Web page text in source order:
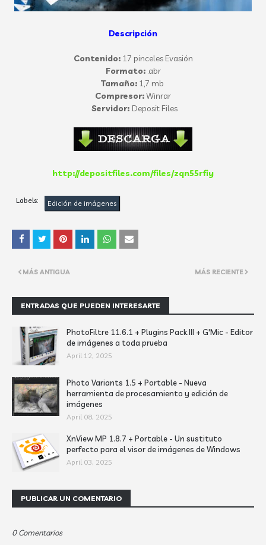
Descripción
Contenido:17 pinceles Evasión
Formato:.abr
Tamaño:1,7 mb
Compresor:Winrar
Servidor: Deposit Files
http://depositfiles.com/files/zqn55rfiy
Labels: Edición de imágenes
MÁS RECIENTE
MÁS ANTIGUA
ENTRADAS QUE PUEDEN INTERESARTE
PhotoFiltre 11.6.1 + Plugins Pack III + G'Mic - Editor
de imágenes a toda prueba
April 12, 2025
Photo Variants 1.5 + Portable - Nueva
herramienta de procesamiento y edición de
imágenes
April 08, 2025
XnView MP 1.8.7 + Portable - Un sustituto
perfecto para el visor de imágenes de Windows
April 03, 2025
PUBLICAR UN COMENTARIO
0 Comentarios